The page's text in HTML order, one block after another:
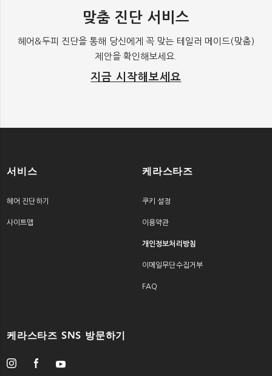
맞춤 진단 서비스
헤어&두피 진단을 통해 당신에게 꼭 맞는 테일러 메이드(맞춤)
제안을 확인해보세요.
지금 시작해보세요
서비스
헤어 진단하기
사이트맵
케라스타즈
쿠키 설정
이용약관
개인정보처리방침
이메일무단수집거부
FAQ
케라스타즈 SNS 방문하기